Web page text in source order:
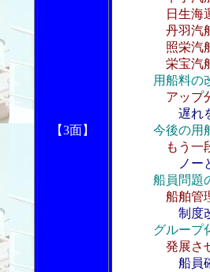
【3面】
日生海運
丹羽汽船
照栄汽船
栄宝汽船
用船料の
アップ
遅れ
今後の用
もう一
ノー
船員問題
船舶管
制度
グループ
発展さ
船員